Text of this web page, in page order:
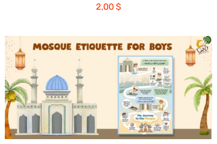
2,00$